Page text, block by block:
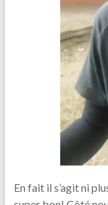
En fait il s’agit ni